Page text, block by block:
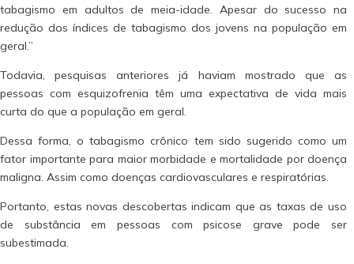
tabagismo em adultos de meia-idade. Apesar do sucesso na
redução dos índices de tabagismo dos jovens na população em
geral.”
Todavia, pesquisas anteriores já haviam mostrado que as
pessoas com esquizofrenia têm uma expectativa de vida mais
curta do que a população em geral.
Dessa forma, o tabagismo crônico tem sido sugerido como um
fator importante para maior morbidade e mortalidade por doença
maligna. Assim como doenças cardiovasculares e respiratórias.
Portanto, estas novas descobertas indicam que as taxas de uso
de substância em pessoas com psicose grave pode ser
subestimada.